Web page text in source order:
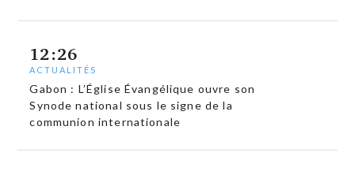
12:26
ACTUALITÉS
Gabon : L’Église Évangélique ouvre son
Synode national sous le signe de la
communion internationale